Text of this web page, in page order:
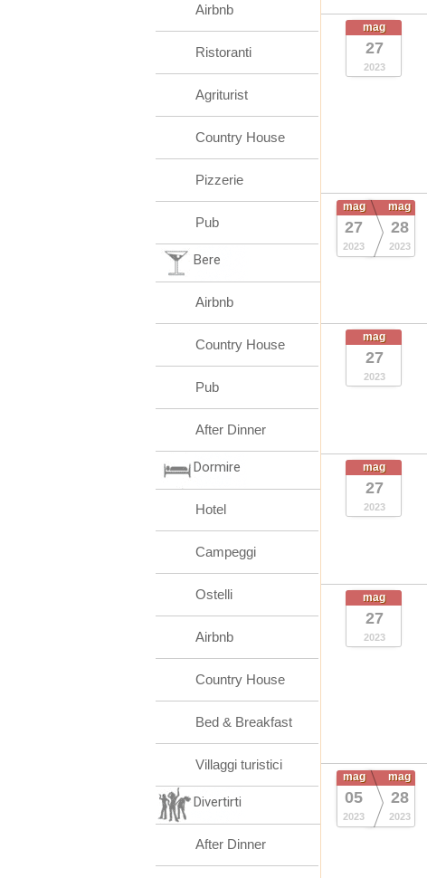
mag
27
2023
mag
27
2023
mag
28
2023
mag
27
2023
mag
27
2023
mag
27
2023
mag
05
2023
mag
28
2023
Airbnb
Ristoranti
Agriturist
Country House
Pizzerie
Pub
Bere
Airbnb
Country House
Pub
After Dinner
Dormire
Hotel
Campeggi
Ostelli
Airbnb
Country House
Bed & Breakfast
Villaggi turistici
Divertirti
After Dinner